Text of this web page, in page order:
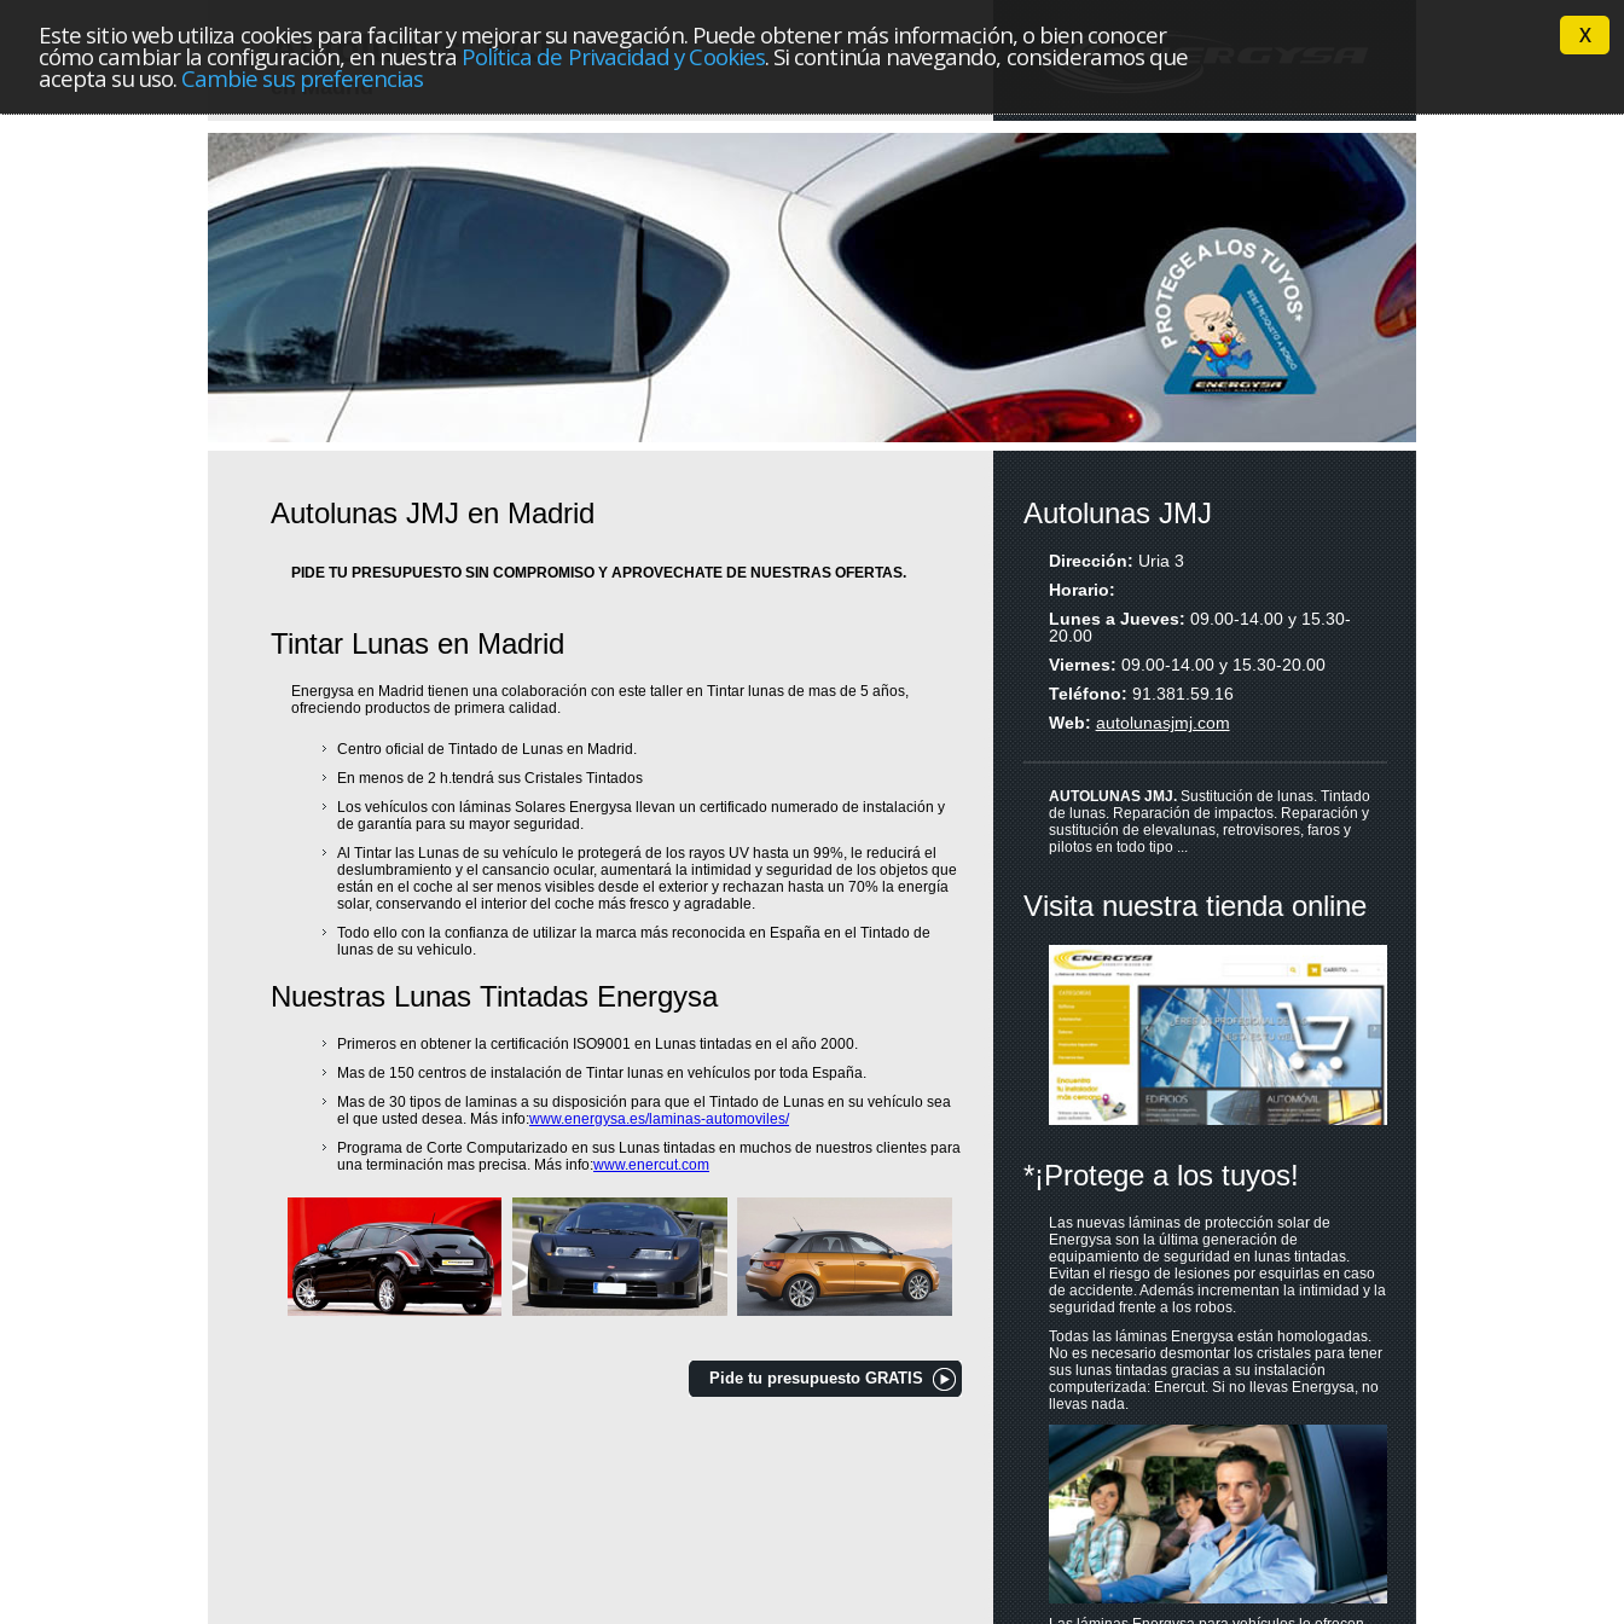
Este sitio web utiliza cookies para facilitar y mejorar su navegación. Puede obtener más información, o bien conocer
cómo cambiar la configuración, en nuestra Política de Privacidad y Cookies. Si continúa navegando, consideramos que
acepta su uso. Cambie sus preferencias
X
Autolunas JMJ
en Madrid
Autolunas JMJ en Madrid
PIDE TU PRESUPUESTO SIN COMPROMISO Y APROVECHATE DE NUESTRAS OFERTAS.
Tintar Lunas en Madrid
Energysa en Madrid tienen una colaboración con este taller en Tintar lunas de mas de 5 años,
ofreciendo productos de primera calidad.
Centro oficial de Tintado de Lunas en Madrid.
En menos de 2 h.tendrá sus Cristales Tintados
Los vehículos con láminas Solares Energysa llevan un certificado numerado de instalación y
de garantía para su mayor seguridad.
Al Tintar las Lunas de su vehículo le protegerá de los rayos UV hasta un 99%, le reducirá el
deslumbramiento y el cansancio ocular, aumentará la intimidad y seguridad de los objetos que
están en el coche al ser menos visibles desde el exterior y rechazan hasta un 70% la energía
solar, conservando el interior del coche más fresco y agradable.
Todo ello con la confianza de utilizar la marca más reconocida en España en el Tintado de
lunas de su vehiculo.
Nuestras Lunas Tintadas Energysa
Primeros en obtener la certificación ISO9001 en Lunas tintadas en el año 2000.
Mas de 150 centros de instalación de Tintar lunas en vehículos por toda España.
Mas de 30 tipos de laminas a su disposición para que el Tintado de Lunas en su vehículo sea
el que usted desea. Más info:www.energysa.es/laminas-automoviles/
Programa de Corte Computarizado en sus Lunas tintadas en muchos de nuestros clientes para
una terminación mas precisa. Más info:www.enercut.com
Pide tu presupuesto GRATIS
Autolunas JMJ
Dirección:Uria 3
Horario:
Lunes a Jueves:09.00-14.00 y 15.30-
20.00
Viernes:09.00-14.00 y 15.30-20.00
Teléfono:91.381.59.16
Web:autolunasjmj.com
AUTOLUNAS JMJ.Sustitución de lunas. Tintado
de lunas. Reparación de impactos. Reparación y
sustitución de elevalunas, retrovisores, faros y
pilotos en todo tipo ...
Visita nuestra tienda online
*¡Protege a los tuyos!
Las nuevas láminas de protección solar de
Energysa son la última generación de
equipamiento de seguridad en lunas tintadas.
Evitan el riesgo de lesiones por esquirlas en caso
de accidente. Además incrementan la intimidad y la
seguridad frente a los robos.
Todas las láminas Energysa están homologadas.
No es necesario desmontar los cristales para tener
sus lunas tintadas gracias a su instalación
computerizada: Enercut. Si no llevas Energysa, no
llevas nada.